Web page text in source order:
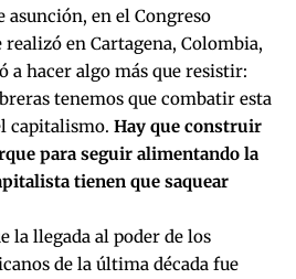
asunción, en el Congreso
en Cartagena, Colombia,
a hacer algo más que resistir:
tenemos que combatir esta
capitalismo. Hay que construir
para seguir alimentando la
tienen que saquear
la llegada al poder de los
de la última década fue